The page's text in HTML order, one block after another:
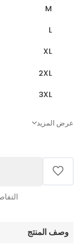
M
L
XL
2XL
3XL
عرض المزيد
وصف المنتج